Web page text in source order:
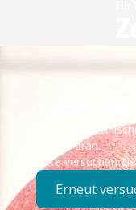
Es ist ein
bereits dran.
Bitte versuchen
Erneut